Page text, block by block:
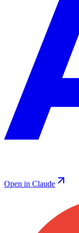
Open in Claude